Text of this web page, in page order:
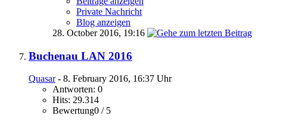
Private Nachricht
Blog anzeigen
28. October 2016, 19:16
Buchenau LAN 2016
Quasar- 8. February 2016, 16:37 Uhr
Antworten: 0
Hits: 29.314
Bewertung0 / 5